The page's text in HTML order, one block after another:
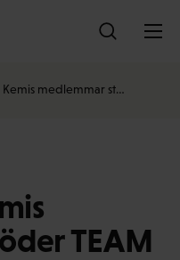
Kemis medlemmar st…
TEAM